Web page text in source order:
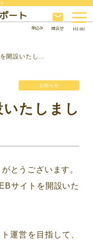
ート
申込み 問合せ
開設いたし...
お知らせ
たしまし
とうございます。
サイトを開設いた
運営を目指して、